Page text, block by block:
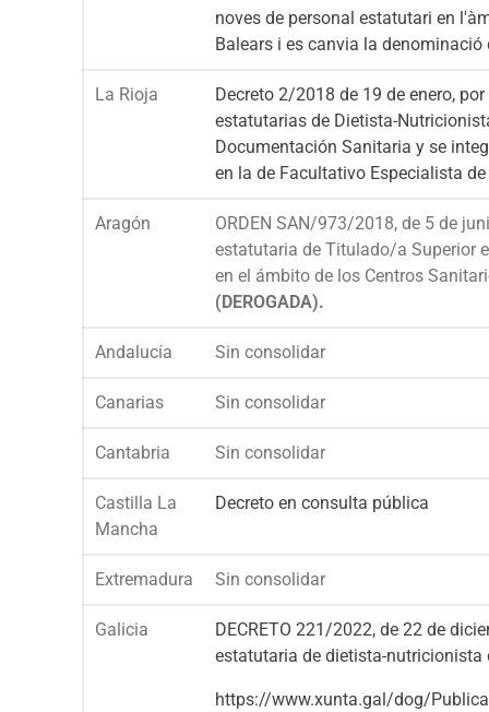
noves de personal estatutari en
Balears i es canvia la
La Rioja
Decreto 2/2018 de 19 de enero,
estatutarias de Dietista-
Documentación Sanitaria y se
en la de Facultativo Especialista de
Aragón
ORDEN SAN/973/2018, de 5 de
estatutaria de Titulado/a Superior
en el ámbito de los Centros
(DEROGADA).
Andalucía Sin consolidar
Canarias Sin consolidar
Cantabria Sin consolidar
Castilla La
Mancha
Decreto en consulta pública
Extremadura Sin consolidar
Galicia
DECRETO 221/2022, de 22 de
estatutaria de dietista-nutricionista
https://www.xunta.gal/dog/